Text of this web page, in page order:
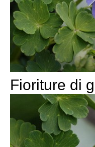
Fioriture di